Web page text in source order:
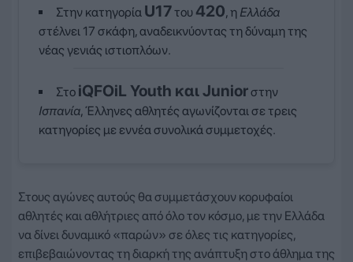
Στην κατηγορία U17του 420, η Ελλάδα
στέλνει 17 σκάφη, αναδεικνύοντας τη δύναμη της
νέας γενιάς ιστιοπλόων.
Στο iQFOiL Youth και Juniorστην
Ισπανία, Έλληνες αθλητές αγωνίζονται σε τρεις
κατηγορίες με εννέα συνολικά συμμετοχές.
Στους αγώνες αυτούς θα συμμετάσχουν κορυφαίοι
αθλητές και αθλήτριες από όλο τον κόσμο, με την Ελλάδα
να δίνει δυναμικό «παρών» σε όλες τις κατηγορίες,
επιβεβαιώνοντας τη διαρκή της ανάπτυξη στο άθλημα της